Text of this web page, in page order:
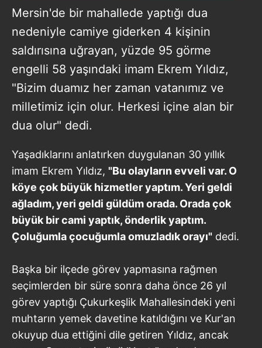
Mersin'de bir mahallede yaptığı dua
nedeniyle camiye giderken 4 kişinin
saldırısına uğrayan, yüzde 95 görme
engelli 58 yaşındaki imam Ekrem Yıldız,
"Bizim duamız her zaman vatanımız ve
milletimiz için olur. Herkesi içine alan bir
dua olur" dedi.
Yaşadıklarını anlatırken duygulanan 30 yıllık
imam Ekrem Yıldız, "Bu olayların evveli var. O
köye çok büyük hizmetler yaptım. Yeri geldi
ağladım, yeri geldi güldüm orada. Orada çok
büyük bir cami yaptık, önderlik yaptım.
Çoluğumla çocuğumla omuzladık orayı" dedi.
Başka bir ilçede görev yapmasına rağmen
seçimlerden bir süre sonra daha önce 26 yıl
görev yaptığı Çukurkeşlik Mahallesindeki yeni
muhtarın yemek davetine katıldığını ve Kur'an
okuyup dua ettiğini dile getiren Yıldız, ancak